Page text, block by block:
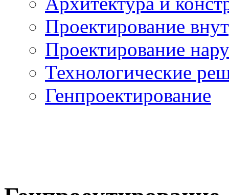
Проектирование
Проектирование
Технологические
Генпроектирование